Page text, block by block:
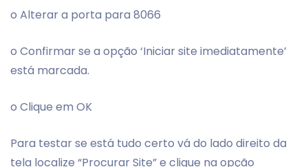
o Alterar a porta para 8066
o Confirmar se a opção ‘Iniciar site imediatamente’
está marcada.
o Clique em OK
Para testar se está tudo certo vá do lado direito da
tela localize “Procurar Site” e clique na opção